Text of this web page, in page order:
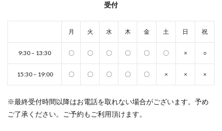
受付
月 火 水 木 金 土 日 祝
9:30 – 13:30 〇 〇 〇 〇 〇 〇 × ○
15:30 – 19:00 〇 〇 〇 〇 〇 × × ×
※最終受付時間以降はお電話を取れない場合がございます。予め
ご了承ください。ご予約もご利用頂けます。